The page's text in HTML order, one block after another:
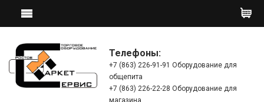
Телефоны:
+7 (863) 226-91-91 Оборудование для
общепита
+7 (863) 226-22-28 Оборудование для
магазина